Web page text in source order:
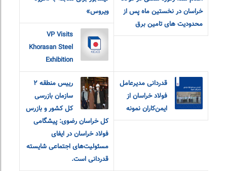
خراسان در نخستین ماه پس از
محدودیت های تامین برق
ویروس»
VP Visits
Khorasan Steel
Exhibition
قدردانی مدیرعامل
فولاد خراسان از
ایمن‌کاران نمونه
رییس منطقه ٢
سازمان بازرسی
کل کشور و بازرس
کل خراسان رضوی: پیشگامی
فولاد خراسان در ایفای
مسئولیت‌های اجتماعی شایسته
قدردانی است.